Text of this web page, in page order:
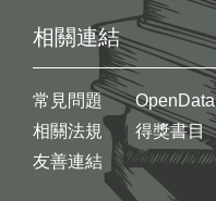
相關連結
常見問題
相關法規
友善連結
OpenData
得獎書目